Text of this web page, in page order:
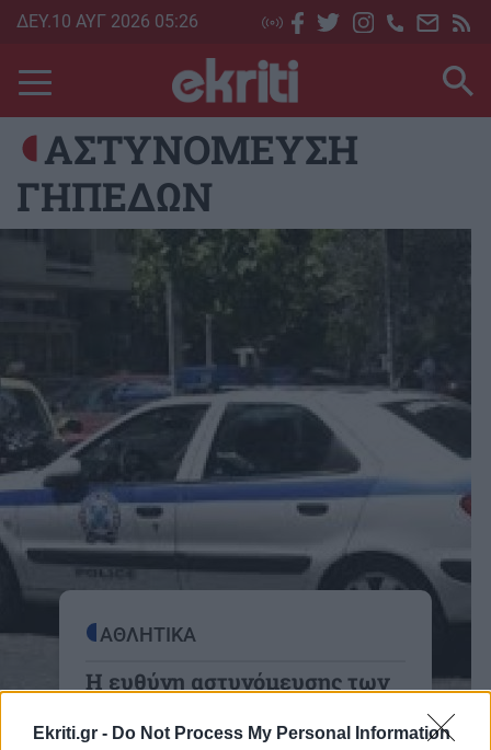
Ekriti.gr - Do Not Process My Personal Information
Skip
main
content
ΔΕΥ.10 ΑΥΓ 2026 05:26
ΑΣΤΥΝΟΜΕΥΣΗ
ΓΗΠΕΔΩΝ
Image
ΑΘΛΗΤΙΚΑ
Η ευθύνη αστυνόμευσης των
ομάδες